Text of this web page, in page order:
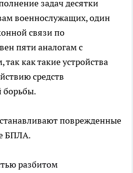
задач десятки
военнослужащих, один
связи по
пяти аналогам с
как такие устройства
средств
борьбы.
поврежденные
БПЛА.
разбитом